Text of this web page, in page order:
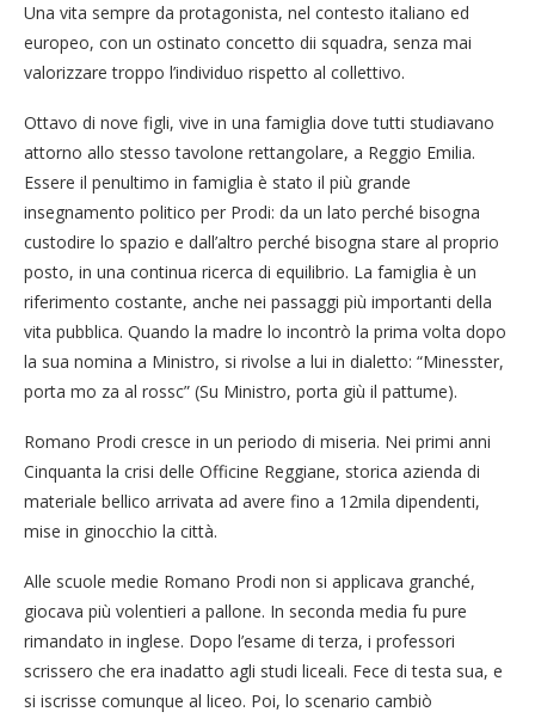
Una vita sempre da protagonista, nel contesto italiano ed
europeo, con un ostinato concetto dii squadra, senza mai
valorizzare troppo l’individuo rispetto al collettivo.
Ottavo di nove figli, vive in una famiglia dove tutti studiavano
attorno allo stesso tavolone rettangolare, a Reggio Emilia.
Essere il penultimo in famiglia è stato il più grande
insegnamento politico per Prodi: da un lato perché bisogna
custodire lo spazio e dall’altro perché bisogna stare al proprio
posto, in una continua ricerca di equilibrio. La famiglia è un
riferimento costante, anche nei passaggi più importanti della
vita pubblica. Quando la madre lo incontrò la prima volta dopo
la sua nomina a Ministro, si rivolse a lui in dialetto: “Minesster,
porta mo za al rossc” (Su Ministro, porta giù il pattume).
Romano Prodi cresce in un periodo di miseria. Nei primi anni
Cinquanta la crisi delle Officine Reggiane, storica azienda di
materiale bellico arrivata ad avere fino a 12mila dipendenti,
mise in ginocchio la città.
Alle scuole medie Romano Prodi non si applicava granché,
giocava più volentieri a pallone. In seconda media fu pure
rimandato in inglese. Dopo l’esame di terza, i professori
scrissero che era inadatto agli studi liceali. Fece di testa sua, e
si iscrisse comunque al liceo. Poi, lo scenario cambiò